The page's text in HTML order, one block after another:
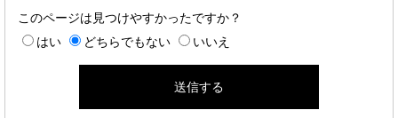
このページは見つけやすかったですか？
はい
どちらでもない いいえ